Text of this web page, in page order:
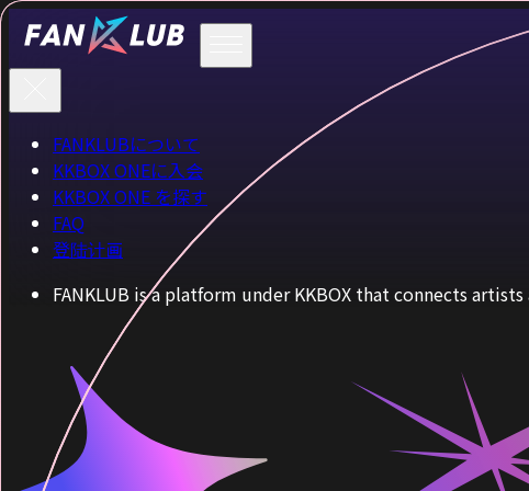
FANKLUBについて
KKBOX ONEに入会
KKBOX ONE を探す
FAQ
登陆计画
FANKLUB is a platform under KKBOX that connects